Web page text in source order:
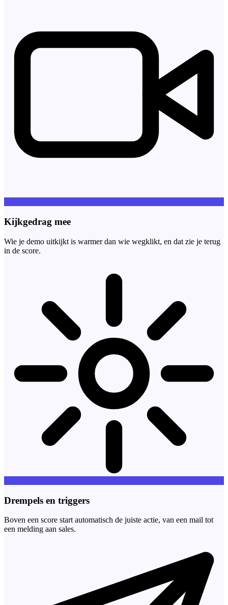
Kijkgedrag mee
Wie je demo uitkijkt is warmer dan wie wegklikt, en dat zie je terug
in de score.
Drempels en triggers
Boven een score start automatisch de juiste actie, van een mail tot
een melding aan sales.